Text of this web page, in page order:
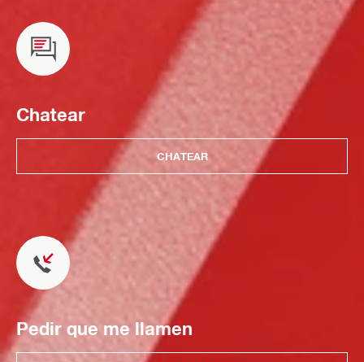
Chatear
CHATEAR
Pedir que me llamen